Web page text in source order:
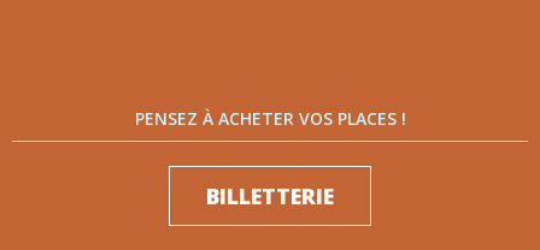
PENSEZ À ACHETER VOS PLACES !
BILLETTERIE